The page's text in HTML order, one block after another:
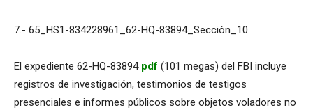
7.- 65_HS1-834228961_62-HQ-83894_Sección_10
El expediente 62-HQ-83894 pdf (101 megas) del FBI incluye
registros de investigación, testimonios de testigos
presenciales e informes públicos sobre objetos voladores no